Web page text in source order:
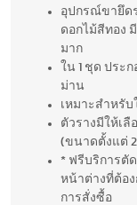
อุปกรณ์ขายึด
ดอกไม้สีทอง
มาก
ใน 1 ชุด ประ
ม่าน
เหมาะสำหรั
ตัวรางมีให้เ
(ขนาดตั้งแต่
* ฟรีบริการตั
หน้าต่างที่ต้อ
การสั่งซื้อ